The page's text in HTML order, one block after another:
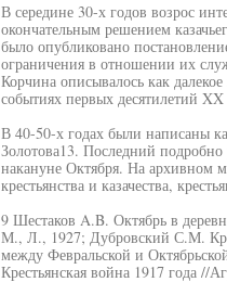
В середине 30-х годов возрос
окончательным решением
было опубликовано
ограничения в отношении их
Корчина описывалось как
событиях первых десятилетий XX
В 40-50-х годах были написаны
Золотова13. Последний подробно
накануне Октября. На архивном
крестьянства и казачества,
9 Шестаков A.B. Октябрь в
М., Л., 1927; Дубровский С.М.
между Февральской и
Крестьянская война 1917 года //